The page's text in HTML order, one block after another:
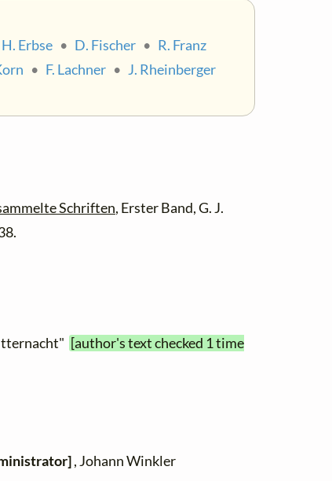
H. Erbse • D. Fischer • R. Franz
• F. Lachner • J. Rheinberger
Schriften, Erster Band, G. J.
[author's text checked 1 time
, Johann Winkler